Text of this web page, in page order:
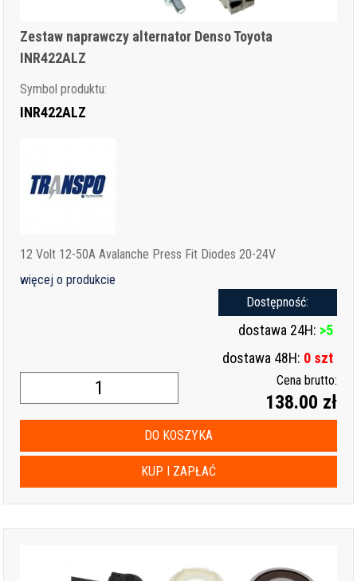
Zestaw naprawczy alternator Denso Toyota
INR422ALZ
Symbol produktu:
INR422ALZ
12 Volt 12-50A Avalanche Press Fit Diodes 20-24V
więcej o produkcie
Dostępność:
dostawa 24H: >5
dostawa 48H: 0 szt
Cena brutto:
138.00 zł
DO KOSZYKA
KUP I ZAPŁAĆ